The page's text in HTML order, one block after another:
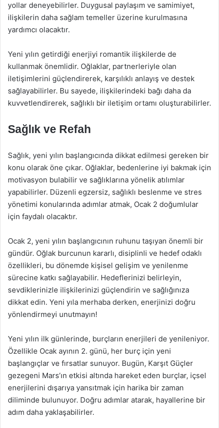
yollar deneyebilirler. Duygusal paylaşım ve samimiyet,
ilişkilerin daha sağlam temeller üzerine kurulmasına
yardımcı olacaktır.
Yeni yılın getirdiği enerjiyi romantik ilişkilerde de
kullanmak önemlidir. Oğlaklar, partnerleriyle olan
iletişimlerini güçlendirerek, karşılıklı anlayış ve destek
sağlayabilirler. Bu sayede, ilişkilerindeki bağı daha da
kuvvetlendirerek, sağlıklı bir iletişim ortamı oluşturabilirler.
Sağlık ve Refah
Sağlık, yeni yılın başlangıcında dikkat edilmesi gereken bir
konu olarak öne çıkar. Oğlaklar, bedenlerine iyi bakmak için
motivasyon bulabilir ve sağlıklarına yönelik atılımlar
yapabilirler. Düzenli egzersiz, sağlıklı beslenme ve stres
yönetimi konularında adımlar atmak, Ocak 2 doğumlular
için faydalı olacaktır.
Ocak 2, yeni yılın başlangıcının ruhunu taşıyan önemli bir
gündür. Oğlak burcunun kararlı, disiplinli ve hedef odaklı
özellikleri, bu dönemde kişisel gelişim ve yenilenme
sürecine katkı sağlayabilir. Hedeflerinizi belirleyin,
sevdiklerinizle ilişkilerinizi güçlendirin ve sağlığınıza
dikkat edin. Yeni yıla merhaba derken, enerjinizi doğru
yönlendirmeyi unutmayın!
Yeni yılın ilk günlerinde, burçların enerjileri de yenileniyor.
Özellikle Ocak ayının 2. günü, her burç için yeni
başlangıçlar ve fırsatlar sunuyor. Bugün, Karşıt Güçler
gezegeni Mars’ın etkisi altında hareket eden burçlar, içsel
enerjilerini dışarıya yansıtmak için harika bir zaman
diliminde bulunuyor. Doğru adımlar atarak, hayallerine bir
adım daha yaklaşabilirler.